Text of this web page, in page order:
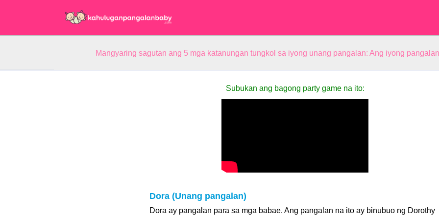
Mangyaring sagutan ang 5 mga katanungan tungkol sa iyong unang pangalan: Ang iyong
Subukan ang bagong party game na ito:
Dora (Unang pangalan)
Dora ay pangalan para sa mga babae. Ang pangalan na ito ay binubuo ng Dorothy